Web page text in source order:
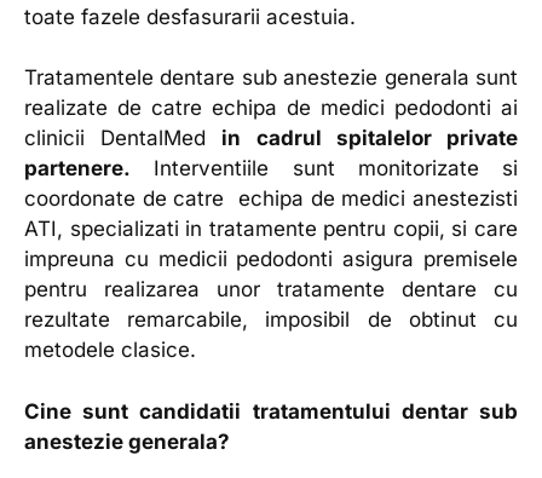
toate fazele desfasurarii acestuia.
Tratamentele dentare sub anestezie generala sunt
realizate de catre echipa de medici pedodonti ai
clinicii DentalMed in cadrul spitalelor private
partenere. Interventiile sunt monitorizate si
coordonate de catre echipa de medici anestezisti
ATI, specializati in tratamente pentru copii, si care
impreuna cu medicii pedodonti asigura premisele
pentru realizarea unor tratamente dentare cu
rezultate remarcabile, imposibil de obtinut cu
metodele clasice.
Cine sunt candidatii tratamentului dentar sub
anestezie generala?